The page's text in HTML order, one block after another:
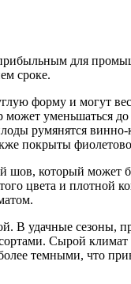
для
сроке.
форму и могут
уменьшаться
румянятся
покрыты
который может
цвета и плотной
В удачные сезоны,
Сырой
темными, что